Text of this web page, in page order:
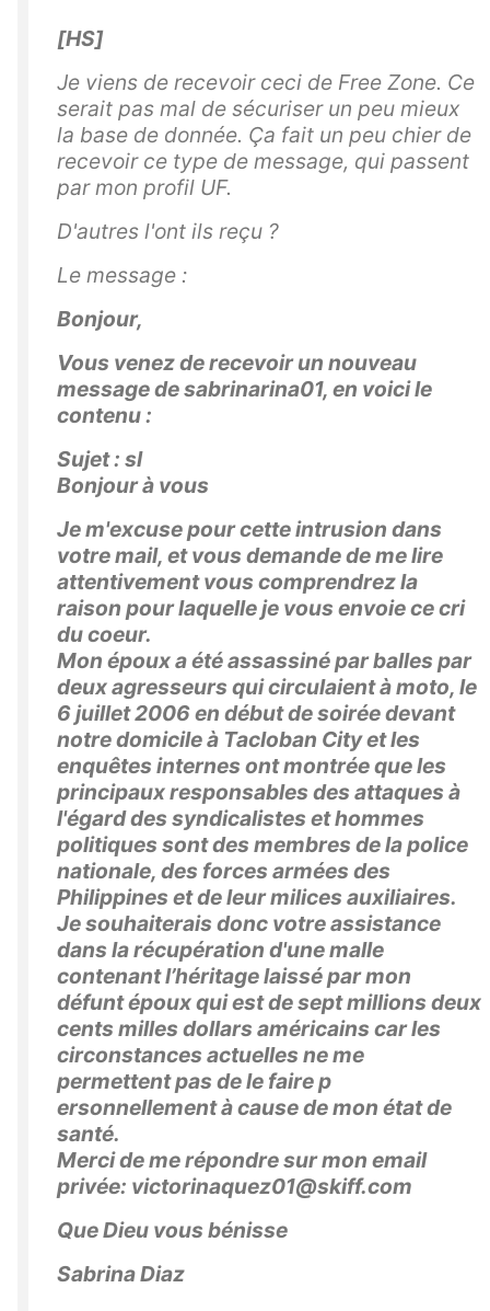
[HS]
Je viens de recevoir ceci de Free Zone. Ce
serait pas mal de sécuriser un peu mieux
la base de donnée. Ça fait un peu chier de
recevoir ce type de message, qui passent
par mon profil UF.
D'autres l'ont ils reçu ?
Le message :
Bonjour,
Vous venez de recevoir un nouveau
message de sabrinarina01, en voici le
contenu :
Sujet : sl
Bonjour à vous
Je m'excuse pour cette intrusion dans
votre mail, et vous demande de me lire
attentivement vous comprendrez la
raison pour laquelle je vous envoie ce cri
du coeur.
Mon époux a été assassiné par balles par
deux agresseurs qui circulaient à moto, le
6 juillet 2006 en début de soirée devant
notre domicile à Tacloban City et les
enquêtes internes ont montrée que les
principaux responsables des attaques à
l'égard des syndicalistes et hommes
politiques sont des membres de la police
nationale, des forces armées des
Philippines et de leur milices auxiliaires.
Je souhaiterais donc votre assistance
dans la récupération d'une malle
contenant l’héritage laissé par mon
défunt époux qui est de sept millions deux
cents milles dollars américains car les
circonstances actuelles ne me
permettent pas de le faire p
ersonnellement à cause de mon état de
santé.
Merci de me répondre sur mon email
privée: victorinaquez01@skiff.com
Que Dieu vous bénisse
Sabrina Diaz